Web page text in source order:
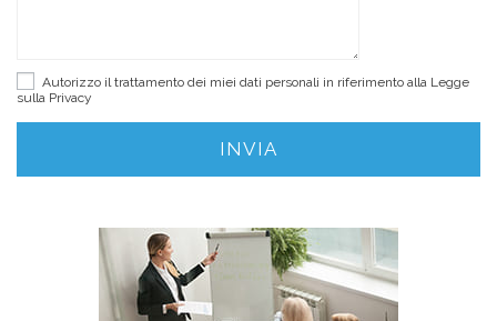
Autorizzo il trattamento dei miei dati personali in riferimento alla Legge
sulla Privacy